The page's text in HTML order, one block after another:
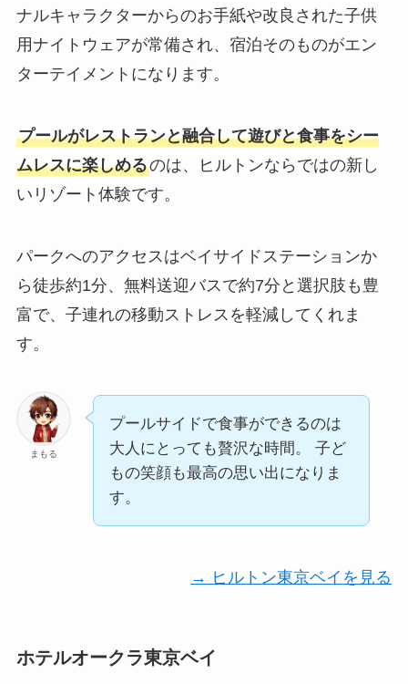
ナルキャラクターからのお手紙や改良された子供
用ナイトウェアが常備され、宿泊そのものがエン
ターテイメントになります。
プールがレストランと融合して遊びと食事をシー
ムレスに楽しめるのは、ヒルトンならではの新し
いリゾート体験です。
パークへのアクセスはベイサイドステーションか
ら徒歩約1分、無料送迎バスで約7分と選択肢も豊
富で、子連れの移動ストレスを軽減してくれま
す。
まもる
プールサイドで食事ができるのは
大人にとっても贅沢な時間。 子ど
もの笑顔も最高の思い出になりま
す。
→ ヒルトン東京ベイを見る
ホテルオークラ東京ベイ